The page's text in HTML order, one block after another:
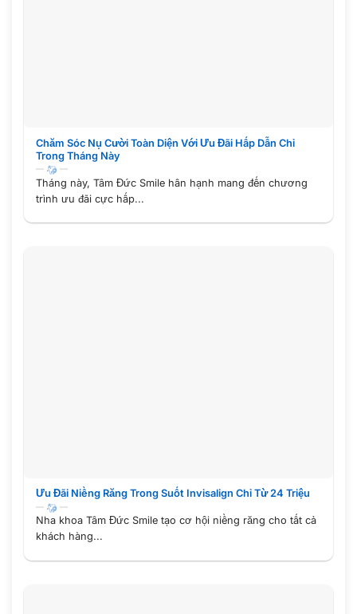
Chăm Sóc Nụ Cười Toàn Diện Với Ưu Đãi Hấp Dẫn Chỉ
Trong Tháng Này
Tháng này, Tâm Đức Smile hân hạnh mang đến chương
trình ưu đãi cực hấp...
Ưu Đãi Niềng Răng Trong Suốt Invisalign Chỉ Từ 24 Triệu
Nha khoa Tâm Đức Smile tạo cơ hội niềng răng cho tất cả
khách hàng...